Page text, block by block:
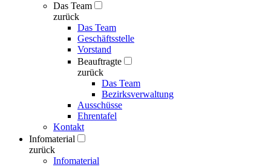
Das Team
zurück
Das Team
Geschäftsstelle
Vorstand
Beauftragte
zurück
Das Team
Bezirksverwaltung
Ausschüsse
Ehrentafel
Kontakt
Infomaterial
zurück
Infomaterial